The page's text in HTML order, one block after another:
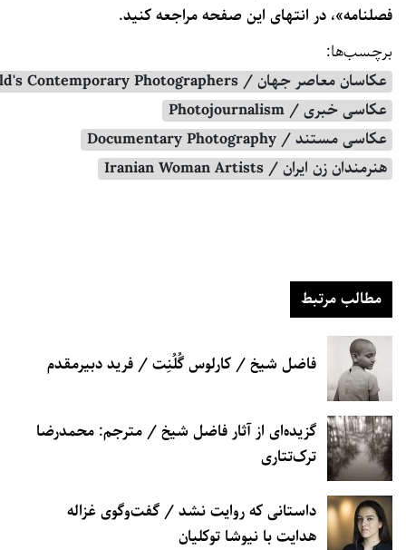
فصلنامه»، در انتهای این صفحه مراجعه کنید.
برچسب‌ها:
عکاسان معاصر جهان / World's Contemporary Photographers
عکاسی خبری / Photojournalism
عکاسی مستند / Documentary Photography
هنرمندان زن ایران / Iranian Woman Artists
مطالب مرتبط
فاضل شیخ / کارلوس گُلُنِت / فرید دبیرمقدم
گزیده‌ای از آثار فاضل شیخ / مترجم: محمدرضا
ترک‌تتاری
داستانی که روایت نشد / گفت‌وگوی غزاله
هدایت با نیوشا توکلیان